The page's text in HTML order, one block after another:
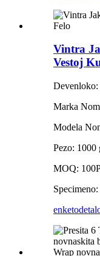
Vintra
Vestoj
Devenloko:
Marka
Modela
Pezo: 1000
MOQ:
enketo